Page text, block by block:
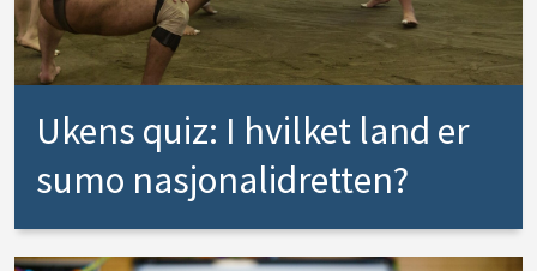
Ukens quiz: I hvilket land er
sumo nasjonalidretten?